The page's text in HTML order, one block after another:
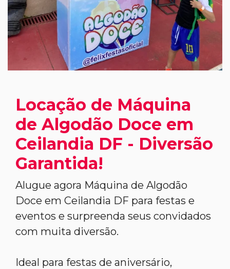
Locação de Máquina
de Algodão Doce em
Ceilandia DF - Diversão
Garantida!
Alugue agora Máquina de Algodão
Doce em Ceilandia DF para festas e
eventos e surpreenda seus convidados
com muita diversão.
Ideal para festas de aniversário,